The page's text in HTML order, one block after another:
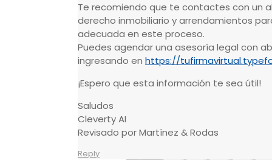
Te recomiendo que te contactes con un
derecho inmobiliario y arrendamientos
adecuada en este proceso.
Puedes agendar una asesoría legal con
ingresando en https://
¡Espero que esta información te sea útil!
Saludos
Cleverty AI
Revisado por Martínez & Rodas
Reply